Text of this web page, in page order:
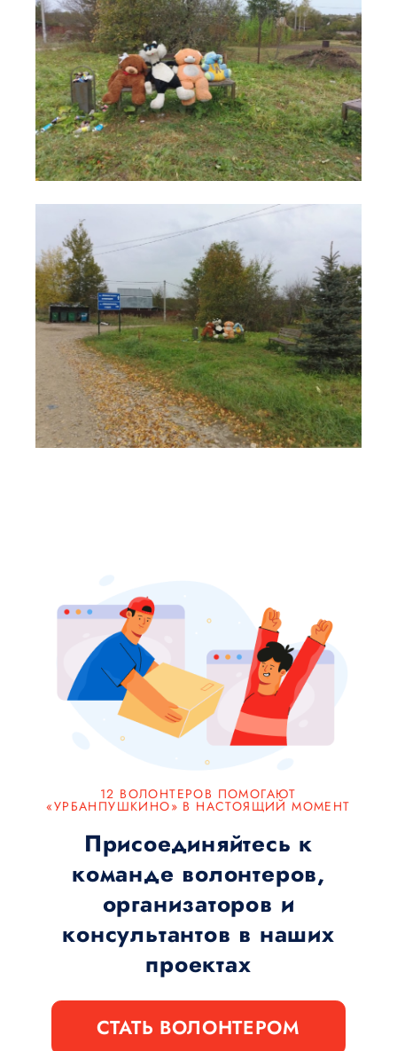
12 ВОЛОНТЕРОВ ПОМОГАЮТ
«УРБАНПУШКИНО» В НАСТОЯЩИЙ МОМЕНТ
Присоединяйтесь к
команде волонтеров,
организаторов и
консультантов в наших
проектах
СТАТЬ ВОЛОНТЕРОМ